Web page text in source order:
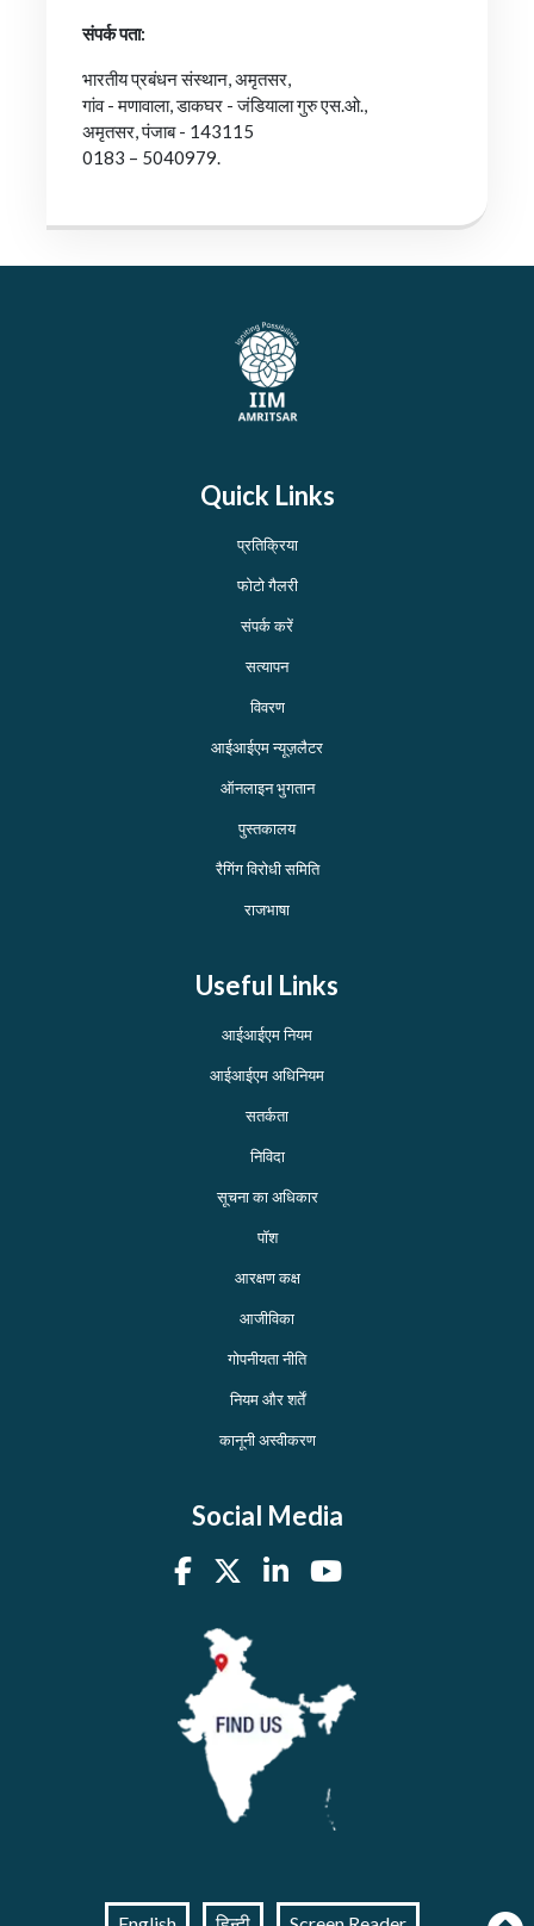
संपर्क पता:
भारतीय प्रबंधन संस्थान, अमृतसर,
गांव - मणावाला, डाकघर - जंडियाला गुरु एस.ओ.,
अमृतसर, पंजाब - 143115
0183 – 5040979.
Quick Links
प्रतिक्रिया
फोटो गैलरी
संपर्क करें
सत्यापन
विवरण
आईआईएम न्यूज़लैटर
ऑनलाइन भुगतान
पुस्तकालय
रैगिंग विरोधी समिति
राजभाषा
Useful Links
आईआईएम नियम
आईआईएम अधिनियम
सतर्कता
निविदा
सूचना का अधिकार
पॉश
आरक्षण कक्ष
आजीविका
गोपनीयता नीति
नियम और शर्तें
कानूनी अस्वीकरण
Social Media